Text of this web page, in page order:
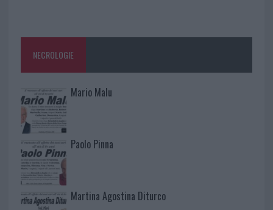
NECROLOGIE
Mario Malu
Paolo Pinna
Martina Agostina Diturco